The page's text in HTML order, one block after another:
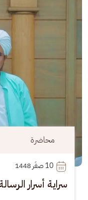
محاضرة
10
سراية أسرار